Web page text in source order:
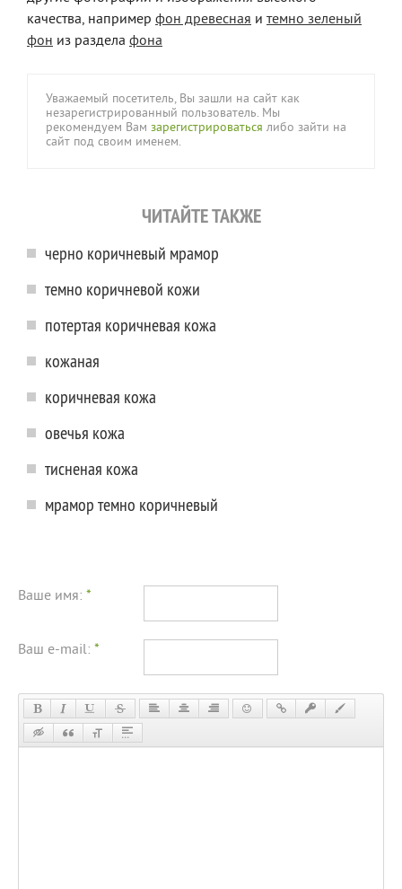
качества, например фон древесная и темно зеленый
фон из раздела фона
Уважаемый посетитель, Вы зашли на сайт как
незарегистрированный пользователь. Мы
рекомендуем Вам зарегистрироваться либо зайти на
сайт под своим именем.
ЧИТАЙТЕ ТАКЖЕ
черно коричневый мрамор
темно коричневой кожи
потертая коричневая кожа
кожаная
коричневая кожа
овечья кожа
тисненая кожа
мрамор темно коричневый
Ваше имя: *
Ваш e-mail: *